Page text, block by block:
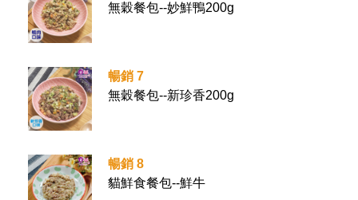
無穀餐包--妙鮮鴨200g
暢銷 7
無穀餐包--新珍香200g
暢銷 8
貓鮮食餐包--鮮牛